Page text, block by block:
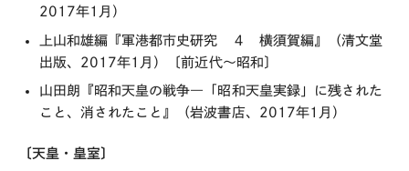
2017年1月）
上山和雄編『軍港都市史研究 ４ 横須賀編』（清文堂
出版、2017年1月）〔前近代～昭和〕
山田朗『昭和天皇の戦争―「昭和天皇実録」に残された
こと、消されたこと』（岩波書店、2017年1月）
〔天皇・皇室〕